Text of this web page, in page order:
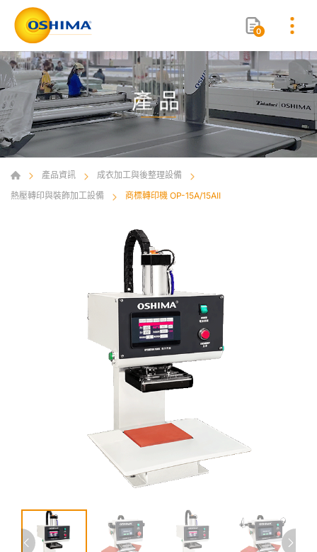
0
產品
產品資訊
成衣加工與後整理設備
熱壓轉印與裝飾加工設備
商標轉印機 OP-15A/15AII